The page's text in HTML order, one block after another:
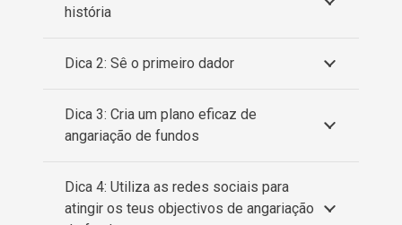
história
Dica 2: Sê o primeiro dador
Dica 3: Cria um plano eficaz de
angariação de fundos
Dica 4: Utiliza as redes sociais para
atingir os teus objectivos de angariação